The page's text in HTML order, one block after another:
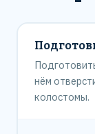
нём
колостомы.